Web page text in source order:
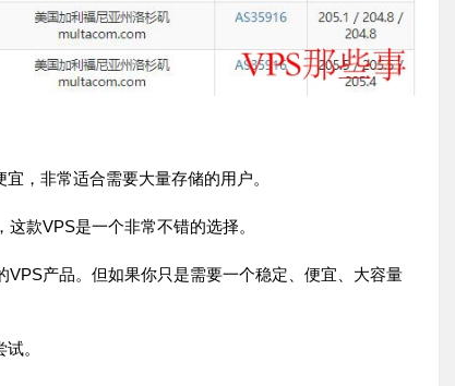
，非常适合需要大量存储的用户。
款VPS是一个非常不错的选择。
产品。但如果你只是需要一个稳定、便宜、大容量
。